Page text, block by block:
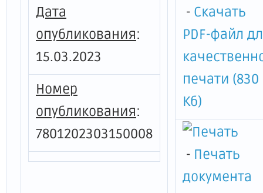
Дата
опубликования:
15.03.2023
Номер
опубликования:
7801202303150008
- Скачать
PDF-файл
печати (830
Кб)
- Печать
документа